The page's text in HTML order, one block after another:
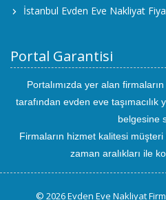
İstanbul Evden Eve Nakliyat
Portal Garantisi
Portalımızda yer alan
tarafından evden eve
belgesine
Firmaların hizmet kalitesi
zaman aralıkları ile
© 2026 Evden Eve Nakliyat